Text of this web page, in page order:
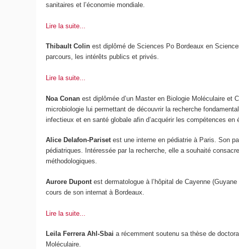
sanitaires et l’économie mondiale.
Lire la suite...
Thibault Colinest diplômé de Sciences Po Bordeaux en
parcours, les intérêts publics et privés.
Lire la suite...
Noa Conan est diplômée d’un Master en Biologie Moléculaire et
microbiologie lui permettant de découvrir la recherche
infectieux et en santé globale afin d’acquérir les compétences
Alice Delafon-Parisetest une interne en pédiatrie à Paris. Son
pédiatriques. Intéressée par la recherche, elle a souhaité
méthodologiques.
Aurore Dupontest dermatologue à l’hôpital de Cayenne
cours de son internat à Bordeaux.
Lire la suite...
Leila Ferrera Ahl-Sbaia récemment soutenu sa thèse de
Moléculaire.